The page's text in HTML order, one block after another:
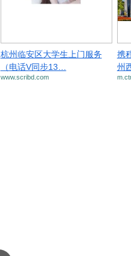
杭州临安区大学生上门服务
（电话V同步13…
www.scribd.com
携
州